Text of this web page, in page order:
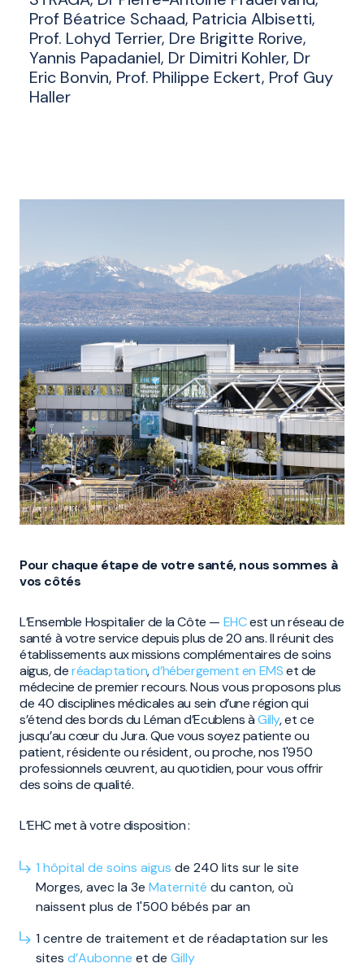
Prof Béatrice Schaad, Patricia Albisetti,
Prof. Lohyd Terrier, Dre Brigitte Rorive,
Yannis Papadaniel, Dr Dimitri Kohler, Dr
Eric Bonvin, Prof. Philippe Eckert, Prof Guy
Haller
Pour chaque étape de votre santé, nous sommes à
vos côtés
L’Ensemble Hospitalier de la Côte — EHCest un réseau de
santé à votre service depuis plus de 20 ans. Il réunit des
établissements aux missions complémentaires de soins
aigus, deréadaptation,d’hébergement en EMSet de
médecine de premier recours. Nous vous proposons plus
de 40 disciplines médicales au sein d’une région qui
s’étend des bords du Léman d’Ecublens àGilly, et ce
jusqu’au cœur du Jura. Que vous soyez patiente ou
patient, résidente ou résident, ou proche, nos 1'950
professionnels œuvrent, au quotidien, pour vous offrir
des soins de qualité.
L’EHC met à votre disposition :
1 hôpital de soins aigus de 240 lits sur le site
Morges, avec la 3e Maternité du canton, où
naissent plus de 1'500 bébés par an
1 centre de traitement et de réadaptation sur les
sites d’Aubonne et de Gilly